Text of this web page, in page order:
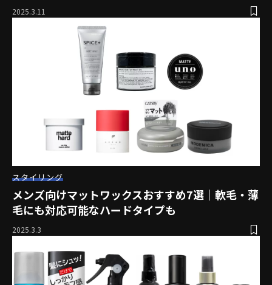
2025.3.11
スタイリング
メンズ向けマットワックスおすすめ7選｜軟毛・薄
毛にも対応可能なハードタイプも
2025.3.3